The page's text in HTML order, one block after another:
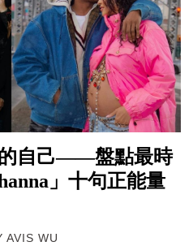
自己——盤點最時
」十句正能量
AVIS WU